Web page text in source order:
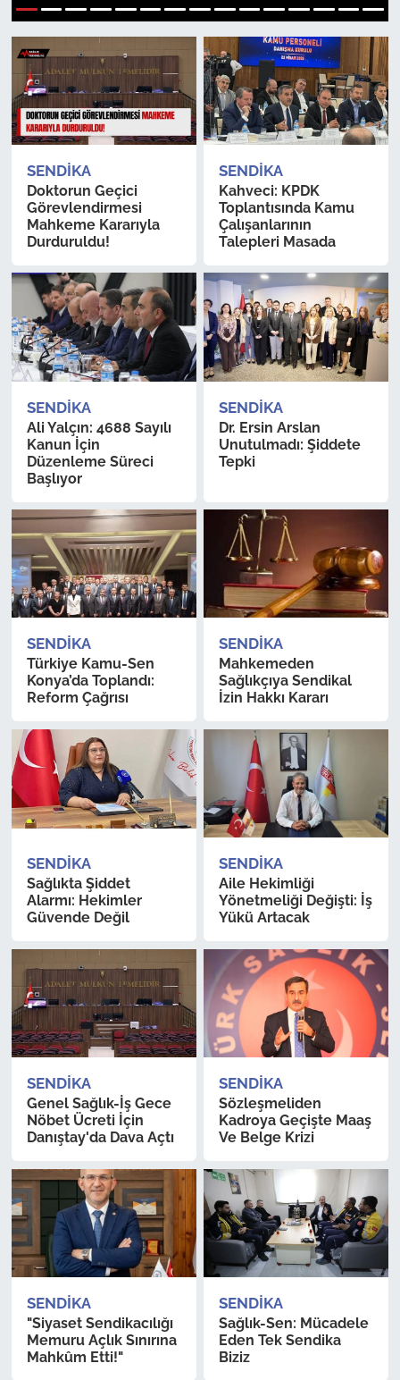
1
SENDIKA
Doktorun Geçici
Görevlendirmesi
Mahkeme Kararıyla
Durduruldu!
SENDIKA
Kahveci: KPDK
Toplantısında Kamu
Çalışanlarının
Talepleri Masada
SENDIKA
Ali Yalçın: 4688 Sayılı
Kanun İçin
Düzenleme Süreci
Başlıyor
SENDIKA
Dr. Ersin Arslan
Unutulmadı: Şiddete
Tepki
SENDIKA
Türkiye Kamu-Sen
Konya’da Toplandı:
Reform Çağrısı
SENDIKA
Mahkemeden
Sağlıkçıya Sendikal
İzin Hakkı Kararı
SENDIKA
Sağlıkta Şiddet
Alarmı: Hekimler
Güvende Değil
SENDIKA
Aile Hekimliği
Yönetmeliği Değişti: İş
Yükü Artacak
SENDIKA
Genel Sağlık-İş Gece
Nöbet Ücreti İçin
Danıştay'da Dava Açtı
SENDIKA
Sözleşmeliden
Kadroya Geçişte Maaş
Ve Belge Krizi
SENDIKA
"Siyaset Sendikacılığı
Memuru Açlık Sınırına
Mahkûm Etti!"
SENDIKA
Sağlık-Sen: Mücadele
Eden Tek Sendika
Biziz
Sağlık
Güncel
Kamu Alımları